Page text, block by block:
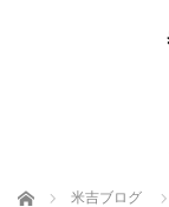
ホーム 米吉ブログ